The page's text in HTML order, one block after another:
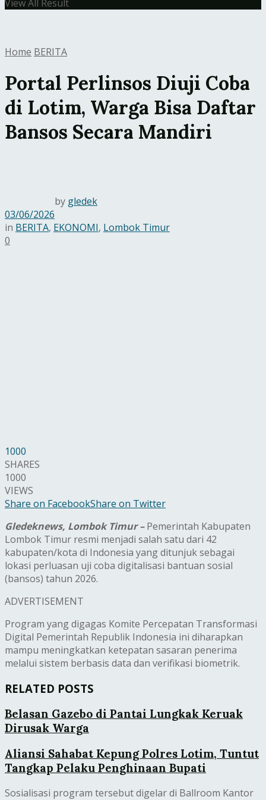
View All Result
Home BERITA
Portal Perlinsos Diuji Coba
di Lotim, Warga Bisa Daftar
Bansos Secara Mandiri
by gledek
03/06/2026
in BERITA, EKONOMI, Lombok Timur
0
1000
SHARES
1000
VIEWS
Share on FacebookShare on Twitter
Gledeknews, Lombok Timur – Pemerintah Kabupaten
Lombok Timur resmi menjadi salah satu dari 42
kabupaten/kota di Indonesia yang ditunjuk sebagai
lokasi perluasan uji coba digitalisasi bantuan sosial
(bansos) tahun 2026.
ADVERTISEMENT
Program yang digagas Komite Percepatan Transformasi
Digital Pemerintah Republik Indonesia ini diharapkan
mampu meningkatkan ketepatan sasaran penerima
melalui sistem berbasis data dan verifikasi biometrik.
RELATED POSTS
Belasan Gazebo di Pantai Lungkak Keruak
Dirusak Warga
Aliansi Sahabat Kepung Polres Lotim, Tuntut
Tangkap Pelaku Penghinaan Bupati
Sosialisasi program tersebut digelar di Ballroom Kantor